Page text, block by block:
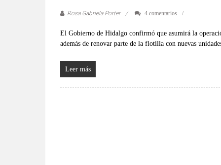
Rosa Gabriela Porter 4 comentarios
El Gobierno de Hidalgo confirmó que asumirá la
además de renovar parte de la flotilla con nuevas
Leer más